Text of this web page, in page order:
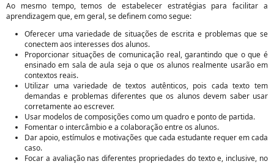
Ao mesmo tempo, temos de estabelecer estratégias para facilitar a
aprendizagem que, em geral, se definem como segue:
Oferecer uma variedade de situações de escrita e problemas que se
conectem aos interesses dos alunos.
Proporcionar situações de comunicação real, garantindo que o que é
ensinado em sala de aula seja o que os alunos realmente usarão em
contextos reais.
Utilizar uma variedade de textos autênticos, pois cada texto tem
demandas e problemas diferentes que os alunos devem saber usar
corretamente ao escrever.
Usar modelos de composições como um quadro e ponto de partida.
Fomentar o intercâmbio e a colaboração entre os alunos.
Dar apoio, estímulos e motivações que cada estudante requer em cada
caso.
Focar a avaliação nas diferentes propriedades do texto e, inclusive, no